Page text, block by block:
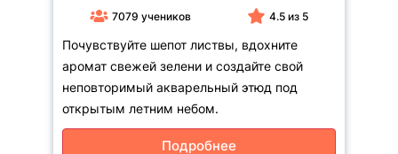
7079 учеников 4.5 из 5
Почувствуйте шепот листвы, вдохните
аромат свежей зелени и создайте свой
неповторимый акварельный этюд под
открытым летним небом.
Подробнее